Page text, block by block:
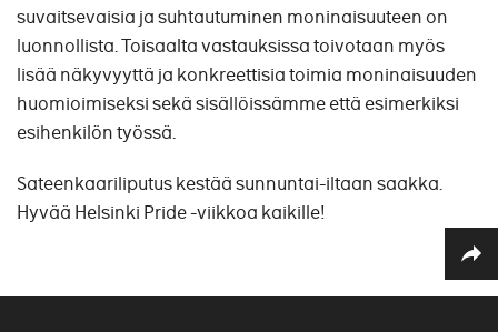
suvaitsevaisia ja suhtautuminen moninaisuuteen on
luonnollista. Toisaalta vastauksissa toivotaan myös
lisää näkyvyyttä ja konkreettisia toimia moninaisuuden
huomioimiseksi sekä sisällöissämme että esimerkiksi
esihenkilön työssä.
Sateenkaariliputus kestää sunnuntai-iltaan saakka.
Hyvää Helsinki Pride -viikkoa kaikille!